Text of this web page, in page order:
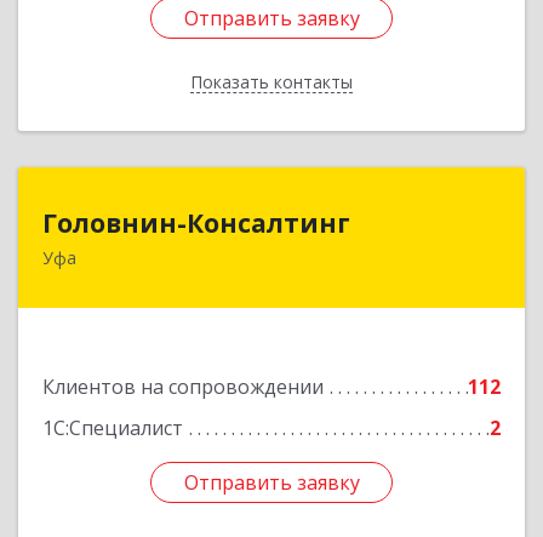
Отправить заявку
Показать контакты
Отправить заявку
Назад
Головнин-Консалтинг
Уфа
Клиентов на сопровождении
112
1С:Специалист
2
Отправить заявку
450006, Башкортостан Респ, Уфа г, Ленина ул,
Отправить заявку